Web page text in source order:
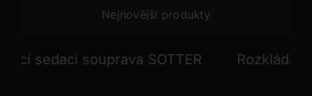
Nejnovější produkty
souprava SOTTER Rozkládací